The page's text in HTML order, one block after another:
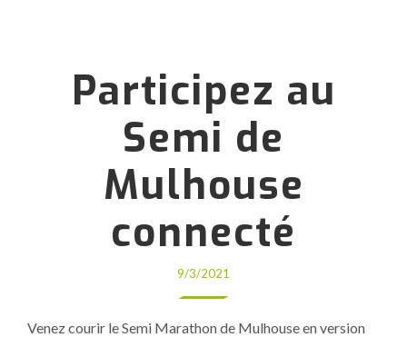
Participez au
Semi de
Mulhouse
connecté
9/3/2021
Venez courir le Semi Marathon de Mulhouse en version